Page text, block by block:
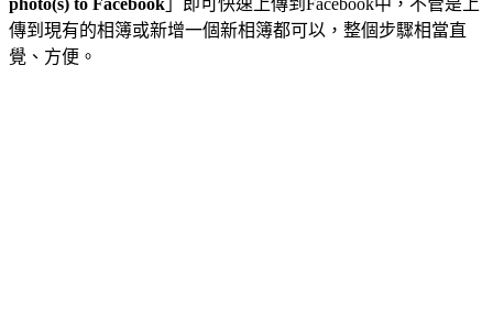
傳到現有的相簿或新增一個新相簿都可以，整個步驟相當直
覺、方便。